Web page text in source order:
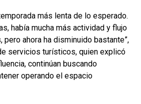
más lenta de lo esperado.
había mucha más actividad y flujo
ahora ha disminuido bastante”,
servicios turísticos, quien explicó
continúan buscando
operando el espacio